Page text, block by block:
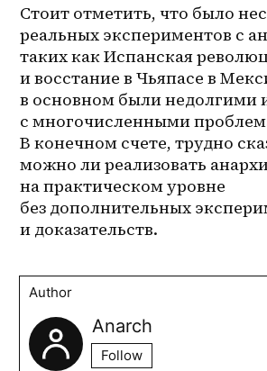
Стоит отметить, что было
реальных экспериментов с
таких как Испанская
и восстание в Чьяпасе в
в основном были недолгими
с многочисленными
В конечном счете, трудно
можно ли реализовать
на практическом уровне
без дополнительных
и доказательств.
Author
Anarch
Follow